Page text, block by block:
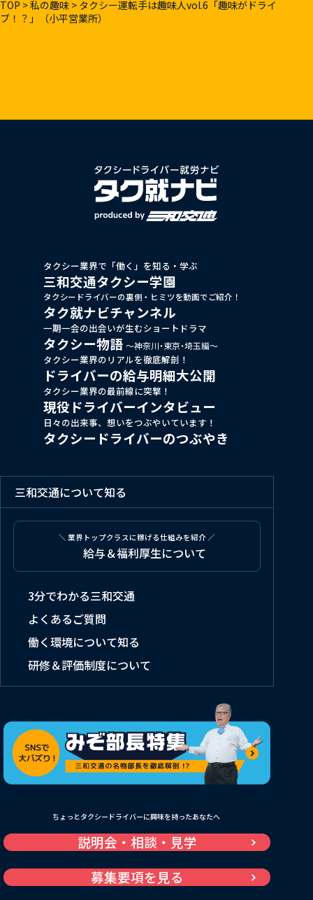
TOP >私の趣味 > タクシー運転手は趣味人vol.6「趣味がドライ
ブ！？」（小平営業所）
タクシー業界で「働く」を知る・学ぶ
三和交通タクシー学園
タクシー業界のリアルを徹底解剖！
ドライバーの給与明細大公開
タクシードライバーの裏側・ヒミツを動画でご紹介！
タク就ナビチャンネル
タクシー業界の最前線に突撃！
現役ドライバーインタビュー
一期一会の出会いが生むショートドラマ
タクシー物語 ～神奈川・東京・埼玉編～
日々の出来事、想いをつぶやいています！
タクシードライバーのつぶやき
三和交通について知る
＼ 業界トップクラスに稼げる仕組みを紹介 ／
給与＆福利厚生について
3分でわかる三和交通
よくあるご質問
働く環境について知る
研修＆評価制度について
ちょっとタクシードライバーに興味を持ったあなたへ
説明会・相談・見学
募集要項を見る